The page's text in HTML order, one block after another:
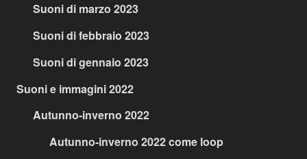
Suoni di marzo 2023
Suoni di febbraio 2023
Suoni di gennaio 2023
Suoni e immagini 2022
Autunno-inverno 2022
Autunno-inverno 2022 come loop